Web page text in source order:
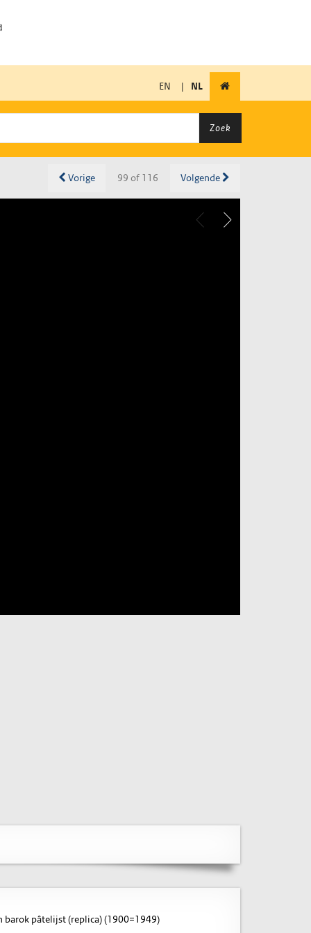
EN | NL
Zoek
Vorige 99 of 116 Volgende
barok pâtelijst (replica) (1900=1949)